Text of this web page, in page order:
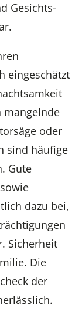
Gesichts-
eingeschätzt
mangelnde
oder
sind häufige
Gute
dazu bei,
Sicherheit
Die
der